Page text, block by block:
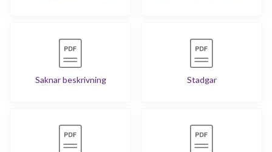
Saknar beskrivning Stadgar